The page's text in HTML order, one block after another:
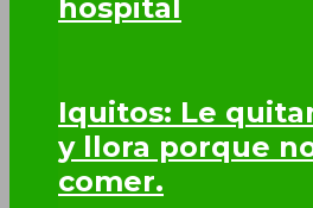
hospital
Iquitos: Le
y llora porque
comer.